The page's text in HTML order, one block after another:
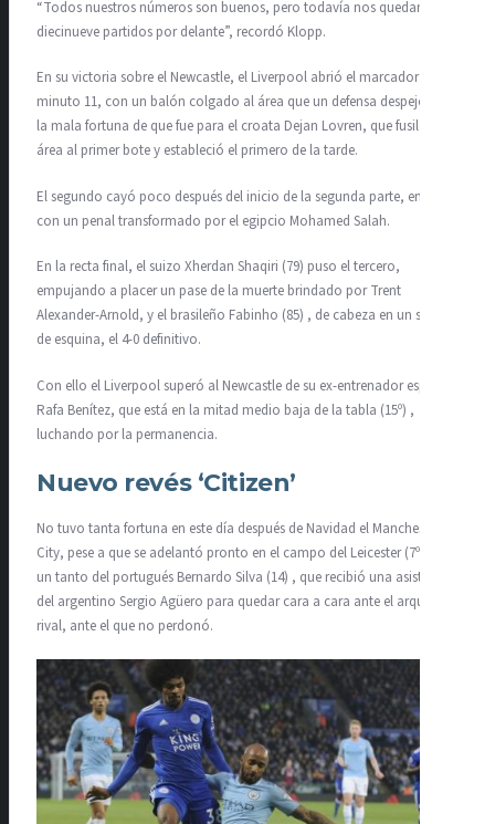
“Todos nuestros números son buenos, pero todavía nos quedan
diecinueve partidos por delante”, recordó Klopp.
En su victoria sobre el Newcastle, el Liverpool abrió el marcador en el
minuto 11, con un balón colgado al área que un defensa despejó, con
la mala fortuna de que fue para el croata Dejan Lovren, que fusiló en el
área al primer bote y estableció el primero de la tarde.
El segundo cayó poco después del inicio de la segunda parte, en el 48,
con un penal transformado por el egipcio Mohamed Salah.
En la recta final, el suizo Xherdan Shaqiri (79) puso el tercero,
empujando a placer un pase de la muerte brindado por Trent
Alexander-Arnold, y el brasileño Fabinho (85) , de cabeza en un saque
de esquina, el 4-0 definitivo.
Con ello el Liverpool superó al Newcastle de su ex-entrenador español
Rafa Benítez, que está en la mitad medio baja de la tabla (15º) ,
luchando por la permanencia. ​
Nuevo revés ‘Citizen’
No tuvo tanta fortuna en este día después de Navidad el Manchester
City, pese a que se adelantó pronto en el campo del Leicester (7º) , con
un tanto del portugués Bernardo Silva (14) , que recibió una asistencia
del argentino Sergio Agüero para quedar cara a cara ante el arquero
rival, ante el que no perdonó.